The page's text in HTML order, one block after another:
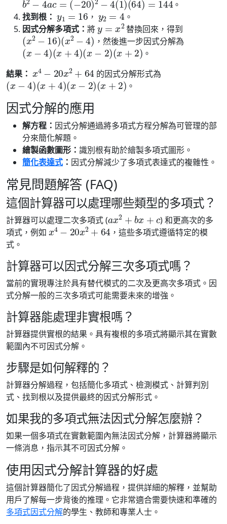
。
找到根：
y1 =16
，
y2=4
。
因式分解多項式： 將
y= x2
替換回來，得到
(x2−16)(x2−4 )
，然後進一步因式分解為
(x− 4) (x+4)( −2)( x+2)
。
結果：
4 2+
的因式分解形式為
(x−4) x+ 4) (x−2 (x +2)
。
因式分解的應用
解方程： 因式分解通過將多項式方程分解為可管理的部
分來簡化解題。
繪製函數圖形： 識別根有助於繪製多項式圖形。
簡化表達式 ： 因式分解減少了多項式表達式的複雜性。
常見問題解答 (FAQ)
這個計算器可以處理哪些類型的多項式？
計算器可以處理二次多項式 (
a x2+bx+c
) 和更高次的多
項式，例如
x4−20x2+64
，這些多項式遵循特定的模
式。
計算器可以因式分解三次多項式嗎？
當前的實現專注於具有替代模式的二次及更高次多項式。因
式分解一般的三次多項式可能需要未來的增強。
計算器能處理非實根嗎？
計算器提供實根的結果。具有複根的多項式將顯示其在實數
範圍內不可因式分解。
步驟是如何解釋的？
計算器分解過程，包括簡化多項式、檢測模式、計算判別
式、找到根以及提供最終的因式分解形式。
如果我的多項式無法因式分解怎麼辦？
如果一個多項式在實數範圍內無法因式分解，計算器將顯示
一條消息，指示其不可因式分解。
使用因式分解計算器的好處
這個計算器簡化了因式分解過程，提供詳細的解釋，並幫助
用戶了解每一步背後的推理。它非常適合需要快速和準確的
多項式因式分解的學生、教師和專業人士。